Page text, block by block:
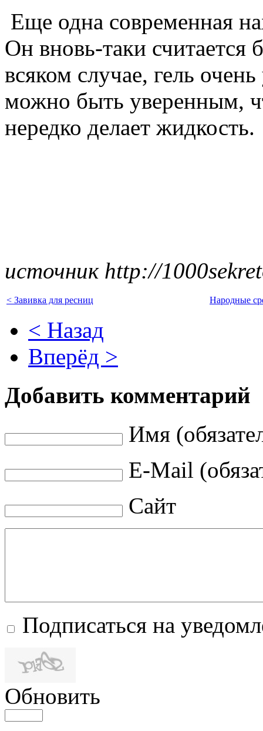
Еще одна современная
Он вновь-таки
всяком случае, гель
можно быть уверенным,
нередко делает жидкость.
источник http://
< Завивка для ресниц Народные
< Назад
Вперёд >
Добавить комментарий
Имя
E-Mail
Сайт
Подписаться на
Обновить